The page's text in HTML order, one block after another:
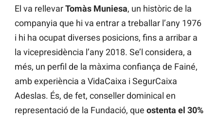
El va rellevarTomàs Muniesa, un històric de la
companyia que hi va entrar a treballar l’any 1976
i hi ha ocupat diverses posicions, fins a arribar a
la vicepresidència l’any 2018. Se’l considera, a
més, un perfil de la màxima confiança de Fainé,
amb experiència a VidaCaixa i SegurCaixa
Adeslas. És, de fet, conseller dominical en
representació de la Fundació, que ostenta el 30%